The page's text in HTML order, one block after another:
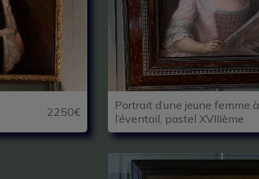
2250€
Portrait d’une jeune femme à
l’éventail, pastel XVIIIème